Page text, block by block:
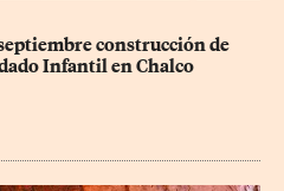
construcción de
Infantil en Chalco